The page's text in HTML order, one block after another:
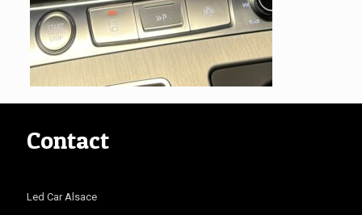
Contact
Led Car Alsace